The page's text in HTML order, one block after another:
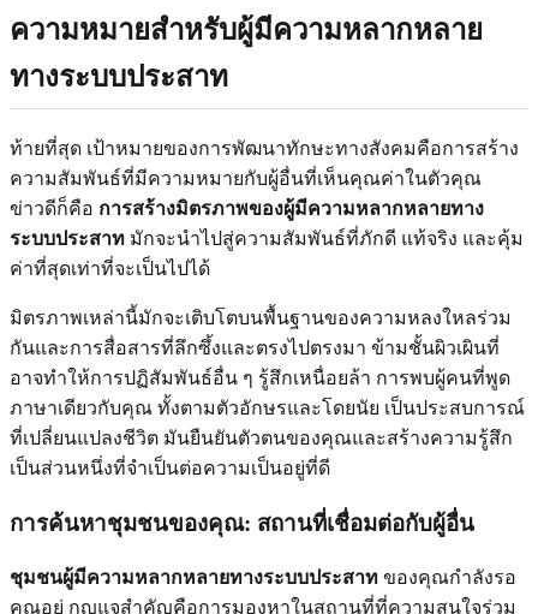
ความหมายสำหรับผู้มีความหลากหลาย
ทางระบบประสาท
ท้ายที่สุด เป้าหมายของการพัฒนาทักษะทางสังคมคือการสร้าง
ความสัมพันธ์ที่มีความหมายกับผู้อื่นที่เห็นคุณค่าในตัวคุณ
ข่าวดีก็คือ การสร้างมิตรภาพของผู้มีความหลากหลายทาง
ระบบประสาท มักจะนำไปสู่ความสัมพันธ์ที่ภักดี แท้จริง และคุ้ม
ค่าที่สุดเท่าที่จะเป็นไปได้
มิตรภาพเหล่านี้มักจะเติบโตบนพื้นฐานของความหลงใหลร่วม
กันและการสื่อสารที่ลึกซึ้งและตรงไปตรงมา ข้ามชั้นผิวเผินที่
อาจทำให้การปฏิสัมพันธ์อื่น ๆ รู้สึกเหนื่อยล้า การพบผู้คนที่พูด
ภาษาเดียวกับคุณ ทั้งตามตัวอักษรและโดยนัย เป็นประสบการณ์
ที่เปลี่ยนแปลงชีวิต มันยืนยันตัวตนของคุณและสร้างความรู้สึก
เป็นส่วนหนึ่งที่จำเป็นต่อความเป็นอยู่ที่ดี
การค้นหาชุมชนของคุณ: สถานที่เชื่อมต่อกับผู้อื่น
ชุมชนผู้มีความหลากหลายทางระบบประสาท ของคุณกำลังรอ
คุณอยู่ กุญแจสำคัญคือการมองหาในสถานที่ที่ความสนใจร่วม